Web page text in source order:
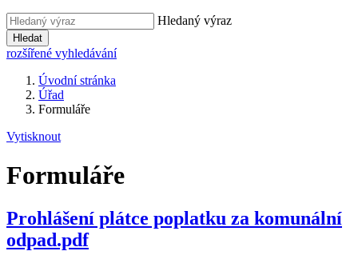
Hledaný výraz
Hledat
rozšířené vyhledávání
Úvodní stránka
Úřad
Formuláře
Vytisknout
Formuláře
Prohlášení plátce poplatku za komunální
odpad.pdf